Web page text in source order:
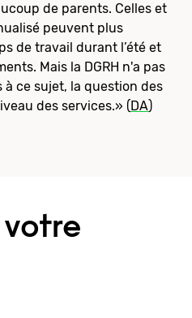
de parents. Celles et
peuvent plus
de travail durant l’été et
Mais la DGRH n'a pas
ce sujet, la question des
des services.» ( DA)